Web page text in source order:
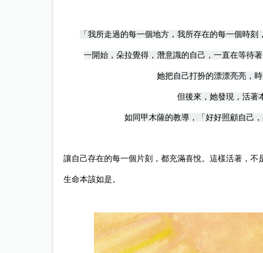
「我所走過的每一個地方，我所存在的每一個時刻
一開始，朵拉覺得，潛意識的自己，一直在等待
她把自己打扮的漂漂亮亮，時
但後來，她發現，活著
如同甲木薩的教導，「好好照顧自己
讓自己存在的每一個片刻，都充滿喜悅。這樣活著，不
生命本該如是。